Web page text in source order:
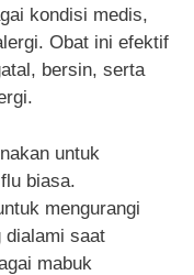
kondisi medis,
Obat ini efektif
bersin, serta
untuk
biasa.
mengurangi
dialami saat
mabuk